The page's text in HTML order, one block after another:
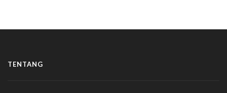
TENTANG